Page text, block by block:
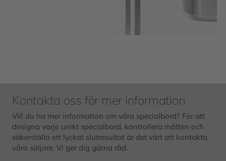
Kontakta oss för mer information
Vill du ha mer information om våra specialbord? För att
designa varje unikt specialbord, kontrollera måtten och
säkerställa ett lyckat slutresultat är det värt att kontakta
våra säljare. Vi ger dig gärna råd.